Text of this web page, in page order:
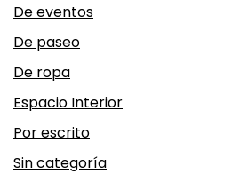
De eventos
De paseo
De ropa
Espacio Interior
Por escrito
Sin categoría